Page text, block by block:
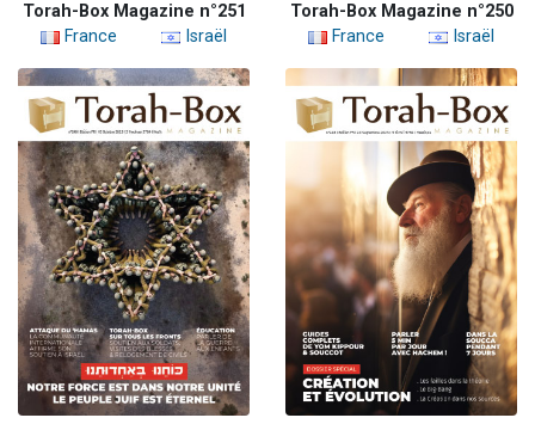
Torah-Box Magazine n°251
France
Israël
Torah-Box Magazine n°250
France
Israël